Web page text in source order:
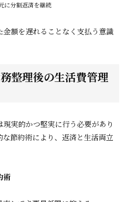
に分割返済を継続
額を遅れることなく支払う意識
整理後の生活費管理
実的かつ堅実に行う必要があり
節約術により、返済と生活両立
術